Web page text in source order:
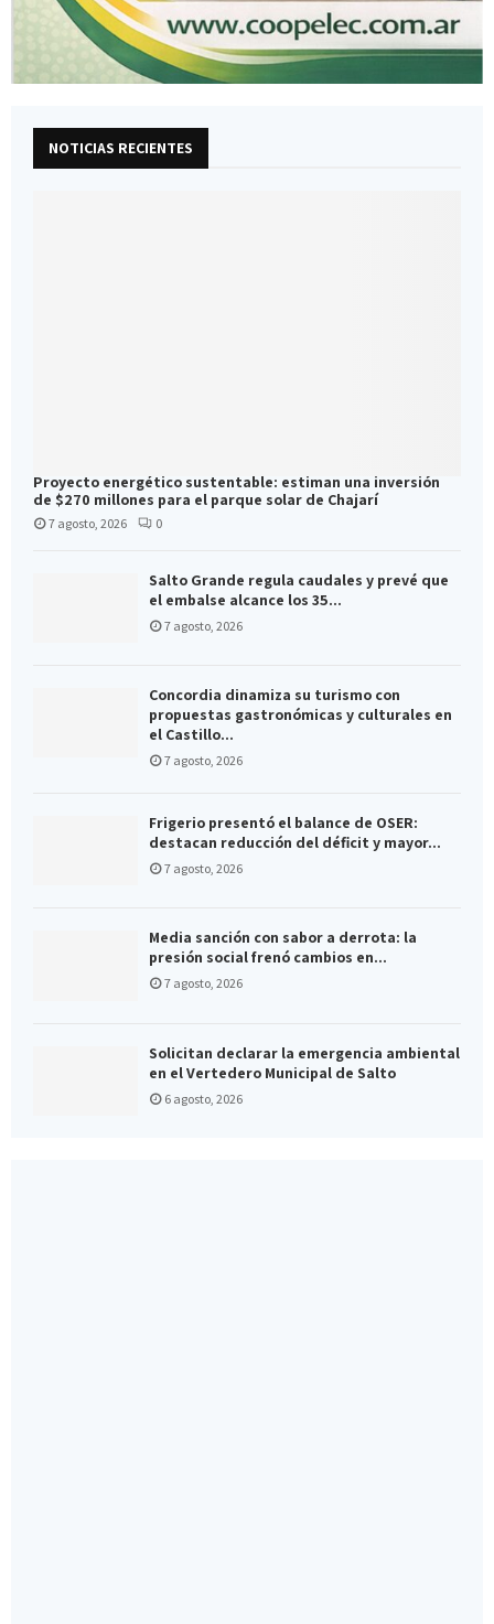
NOTICIAS RECIENTES
Proyecto energético sustentable: estiman una inversión
de $270 millones para el parque solar de Chajarí
7 agosto, 2026 0
Salto Grande regula caudales y prevé que
el embalse alcance los 35...
7 agosto, 2026
Concordia dinamiza su turismo con
propuestas gastronómicas y culturales en
el Castillo...
7 agosto, 2026
Frigerio presentó el balance de OSER:
destacan reducción del déficit y mayor...
7 agosto, 2026
Media sanción con sabor a derrota: la
presión social frenó cambios en...
7 agosto, 2026
Solicitan declarar la emergencia ambiental
en el Vertedero Municipal de Salto
6 agosto, 2026